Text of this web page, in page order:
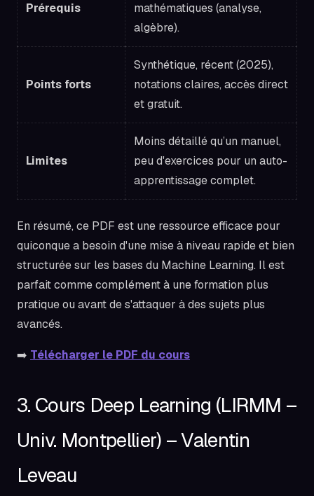
Prérequis
mathématiques (analyse,
algèbre).
Points forts
Synthétique, récent (2025),
notations claires, accès direct
et gratuit.
Limites
Moins détaillé qu’un manuel,
peu d'exercices pour un auto-
apprentissage complet.
En résumé, ce PDF est une ressource efficace pour
quiconque a besoin d'une mise à niveau rapide et bien
structurée sur les bases du Machine Learning. Il est
parfait comme complément à une formation plus
pratique ou avant de s'attaquer à des sujets plus
avancés.
➡️ Télécharger le PDF du cours
3. Cours Deep Learning (LIRMM –
Univ. Montpellier) – Valentin
Leveau